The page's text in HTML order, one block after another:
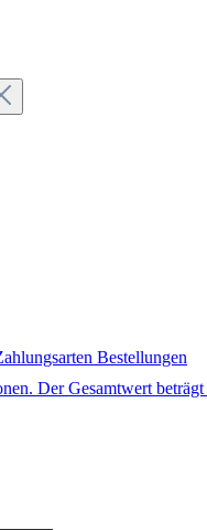
Bestellungen
Der Gesamtwert